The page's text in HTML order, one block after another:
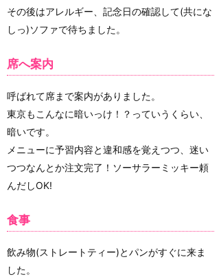
その後はアレルギー、記念日の確認して(共にな
しっ)ソファで待ちました。
席へ案内
呼ばれて席まで案内がありました。
東京もこんなに暗いっけ！？っていうくらい、
暗いです。
メニューに予習内容と違和感を覚えつつ、迷い
つつなんとか注文完了！ソーサラーミッキー頼
んだしOK!
食事
飲み物(ストレートティー)とパンがすぐに来ま
した。